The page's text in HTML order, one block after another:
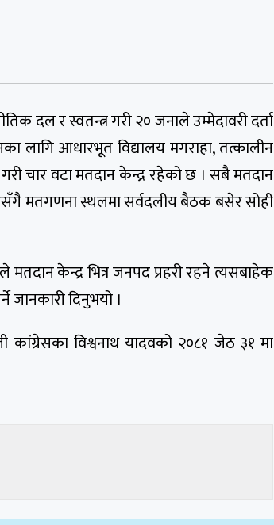
दल र स्वतन्त्र गरी २० जनाले उम्मेदावरी दर्ता
लागि आधारभूत विद्यालय मगराहा, तत्कालीन
चार वटा मतदान केन्द्र रहेको छ । सबै मतदान
मतगणना स्थलमा सर्वदलीय बैठक बसेर सोही
मतदान केन्द्र भित्र जनपद प्रहरी रहने त्यसबाहेक
जानकारी दिनुभयो ।
कांग्रेसका विश्वनाथ यादवको २०८१ जेठ ३१ मा